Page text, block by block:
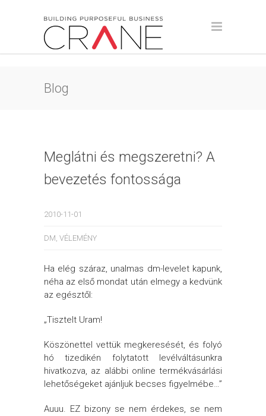
Blog
Meglátni és megszeretni? A
bevezetés fontossága
2010-11-01
DM, VÉLEMÉNY
Ha elég száraz, unalmas dm-levelet kapunk,
néha az első mondat után elmegy a kedvünk
az egésztől:
„Tisztelt Uram!
Köszönettel vettük megkeresését, és folyó
hó tizedikén folytatott levélváltásunkra
hivatkozva, az alábbi online termékvásárlási
lehetőségeket ajánljuk becses figyelmébe…”
Auuu. EZ bizony se nem érdekes, se nem